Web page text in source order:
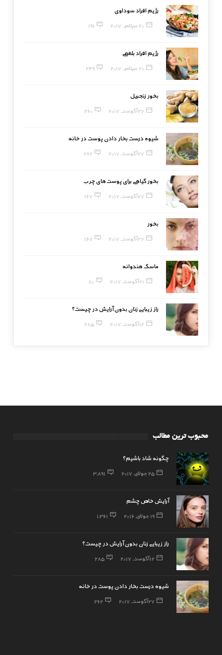
رژیم افراد سوداوی
20 سپتامبر, 2017 191
رژیم افراد بلغمی
20 سپتامبر, 2017 249
بخور زنجبیل
27 آگوست, 2017 260
شیوه درست بخار دادن پوست در خانه
27 آگوست, 2017 262
بخور گیاهی برای پوست‌های چرب
27 آگوست, 2017 167
بخور
27 آگوست, 2017 167
ماسک هندوانه
21 آگوست, 2017 80
راز زیبایی زنان بدون آرایش در چیست؟
12 آگوست, 2017 285
محبوب ترین مطالب
چگونه شاد باشیم؟
25 جولای, 2017 3,891
آرایش خاص چشم
19 جولای, 2016 1,361
راز زیبایی زنان بدون آرایش در چیست؟
12 آگوست, 2017 285
شیوه درست بخار دادن پوست در خانه
27 آگوست, 2017 262